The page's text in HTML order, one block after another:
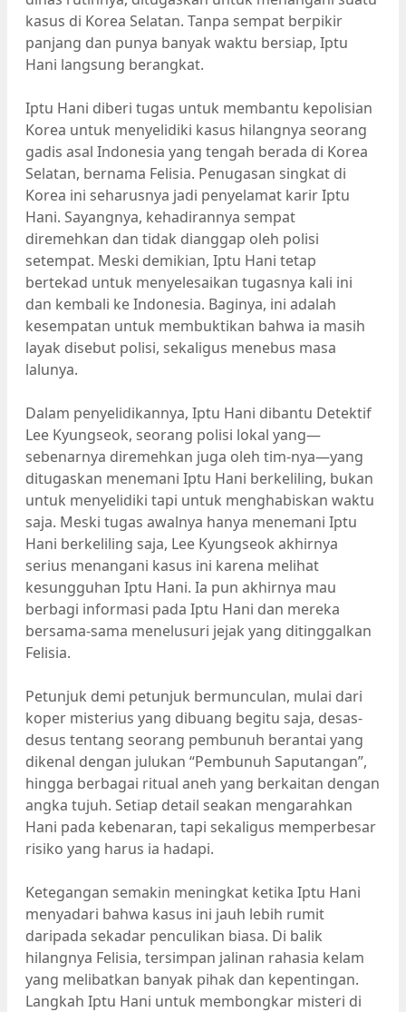
kasus di Korea Selatan. Tanpa sempat berpikir
panjang dan punya banyak waktu bersiap, Iptu
Hani langsung berangkat.
Iptu Hani diberi tugas untuk membantu kepolisian
Korea untuk menyelidiki kasus hilangnya seorang
gadis asal Indonesia yang tengah berada di Korea
Selatan, bernama Felisia. Penugasan singkat di
Korea ini seharusnya jadi penyelamat karir Iptu
Hani. Sayangnya, kehadirannya sempat
diremehkan dan tidak dianggap oleh polisi
setempat. Meski demikian, Iptu Hani tetap
bertekad untuk menyelesaikan tugasnya kali ini
dan kembali ke Indonesia. Baginya, ini adalah
kesempatan untuk membuktikan bahwa ia masih
layak disebut polisi, sekaligus menebus masa
lalunya.
Dalam penyelidikannya, Iptu Hani dibantu Detektif
Lee Kyungseok, seorang polisi lokal yang—
sebenarnya diremehkan juga oleh tim-nya—yang
ditugaskan menemani Iptu Hani berkeliling, bukan
untuk menyelidiki tapi untuk menghabiskan waktu
saja. Meski tugas awalnya hanya menemani Iptu
Hani berkeliling saja, Lee Kyungseok akhirnya
serius menangani kasus ini karena melihat
kesungguhan Iptu Hani. Ia pun akhirnya mau
berbagi informasi pada Iptu Hani dan mereka
bersama-sama menelusuri jejak yang ditinggalkan
Felisia.
Petunjuk demi petunjuk bermunculan, mulai dari
koper misterius yang dibuang begitu saja, desas-
desus tentang seorang pembunuh berantai yang
dikenal dengan julukan “Pembunuh Saputangan”,
hingga berbagai ritual aneh yang berkaitan dengan
angka tujuh. Setiap detail seakan mengarahkan
Hani pada kebenaran, tapi sekaligus memperbesar
risiko yang harus ia hadapi.
Ketegangan semakin meningkat ketika Iptu Hani
menyadari bahwa kasus ini jauh lebih rumit
daripada sekadar penculikan biasa. Di balik
hilangnya Felisia, tersimpan jalinan rahasia kelam
yang melibatkan banyak pihak dan kepentingan.
Langkah Iptu Hani untuk membongkar misteri di